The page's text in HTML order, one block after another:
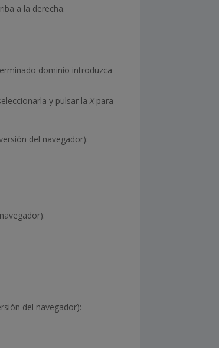
a la derecha.
dominio introduzca
y pulsar laXpara
del navegador):
del navegador):